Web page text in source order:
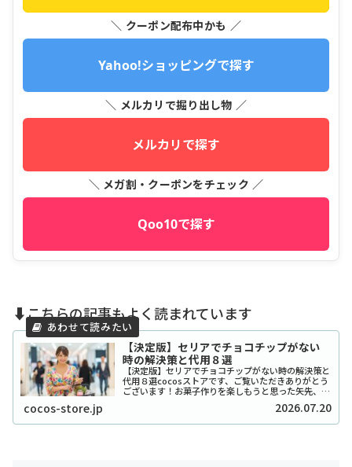
＼ クーポン配布中かも ／
Yahoo!ショッピングで探す
＼ メルカリで掘り出し物 ／
メルカリで探す
＼ メガ割・クーポンをチェック ／
Qoo10で探す
⬇️こちらの記事もよく読まれています
【決定版】セリアでチョコチップがない
時の解決策と代用８選
【決定版】セリアでチョコチップがない時の解決策と
代用８選cocosストアです、ご覧いただきありがとう
ございます！お菓子作りを楽しもうと思った矢先、セ
リアでチョコチップが「ない！」と困ったことはあり
ませんか？実は私も、クッキーを焼こうとした日...
cocos-store.jp 2026.07.20